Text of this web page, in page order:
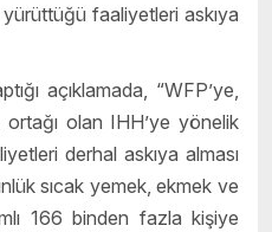
faaliyetleri askıya
açıklamada, “WFP’ye,
ortağı olan IHH’ye yönelik
derhal askıya alması
sıcak yemek, ekmek ve
166 binden fazla kişiye